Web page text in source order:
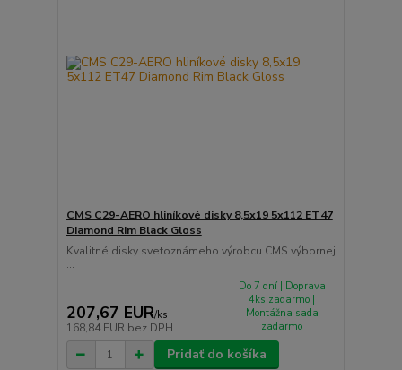
CMS C29-AERO hliníkové disky 8,5x19 5x112 ET47
Diamond Rim Black Gloss
Kvalitné disky svetoznámeho výrobcu CMS výbornej
...
207,67 EUR/ks
168,84 EUR bez DPH
Do 7 dní | Doprava
4ks zadarmo |
Montážna sada
zadarmo
Pridať do košíka